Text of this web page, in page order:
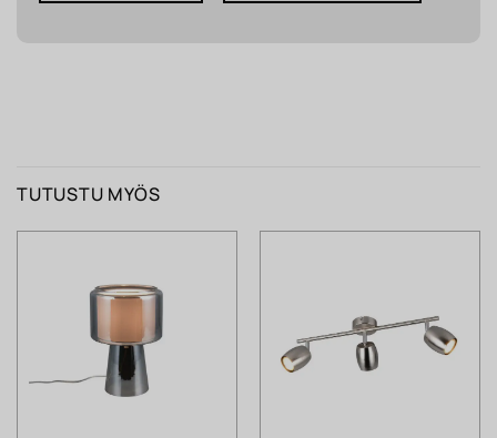
TUTUSTU MYÖS